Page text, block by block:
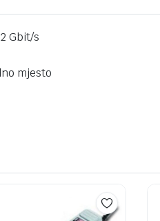
Gbit/s
mjesto